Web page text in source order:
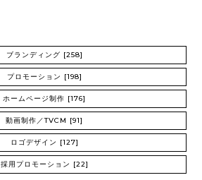
ブランディング [258]
プロモーション [198]
ホームページ制作 [176]
動画制作／TVCM [91]
ロゴデザイン [127]
採用プロモーション [22]